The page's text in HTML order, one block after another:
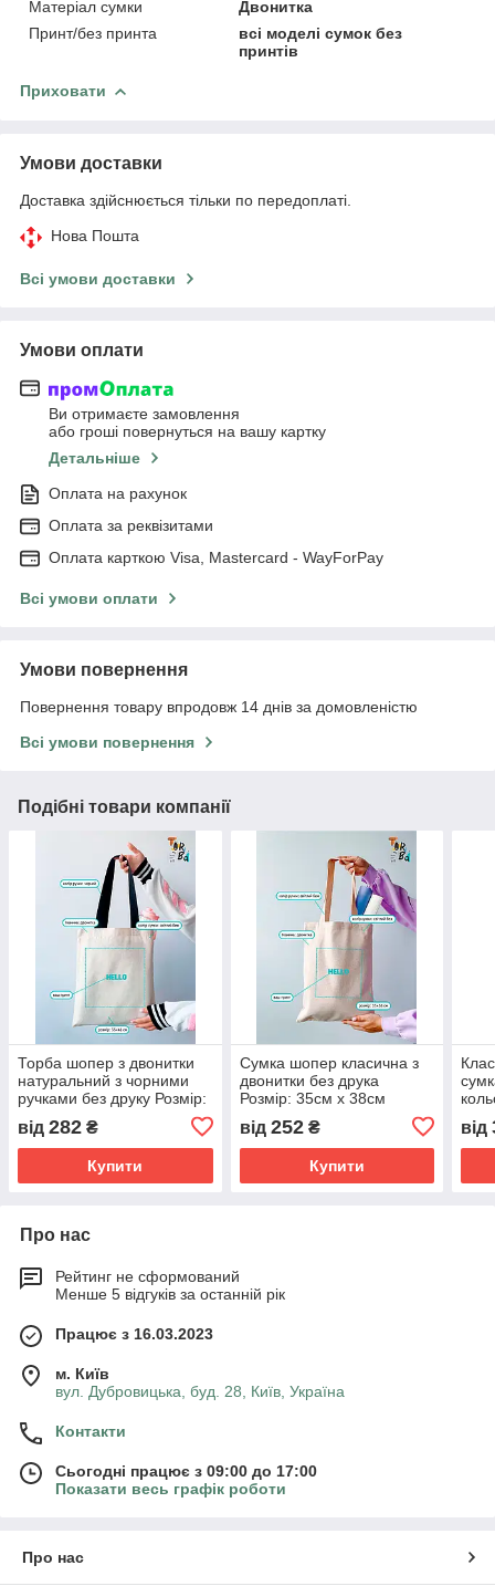
Матеріал сумки
Двонитка
Принт/без принта
всі моделі сумок без
принтів
Приховати
Умови доставки
Доставка здійснюється тільки по передоплаті.
Нова Пошта
Всі умови доставки
Умови оплати
Ви отримаєте замовлення
або гроші повернуться на вашу картку
Детальніше
Оплата на рахунок
Оплата за реквізитами
Оплата карткою Visa, Mastercard - WayForPay
Всі умови оплати
Умови повернення
Повернення товару впродовж 14 днів за домовленістю
Всі умови повернення
Подібні товари компанії
Торба шопер з двонитки
натуральний з чорними
ручками без друку Розмір:
від 282 ₴
Купити
Сумка шопер класична з
двонитки без друка
Розмір: 35см х 38см
від 252₴
Купити
від
Про нас
Рейтинг не сформований
Менше 5 відгуків за останній рік
Працює з 16.03.2023
м. Київ
вул. Дубровицька, буд. 28, Київ, Україна
Контакти
Сьогодні працює з 09:00 до 17:00
Показати весь графік роботи
Про нас